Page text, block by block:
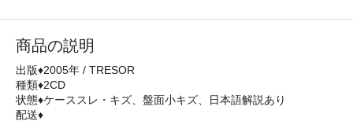
商品の説明
出版♦2005年 / TRESOR
種類♦2CD
状態♦ケーススレ・キズ、盤面小キズ、日本語解説あり
配送♦